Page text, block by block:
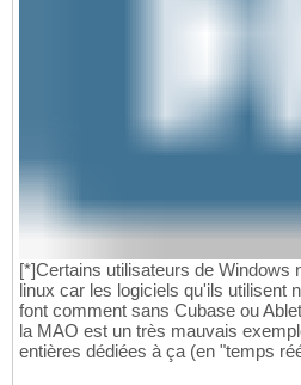
[*]Certains utilisateurs de Windows
linux car les logiciels qu'ils utilisent
font comment sans Cubase ou
la MAO est un très mauvais
entières dédiées à ça (en "temps